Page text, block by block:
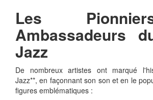
Les
Ambassadeurs
Jazz
De nombreux artistes ont marqué
Jazz**, en façonnant son son et en le
figures emblématiques :